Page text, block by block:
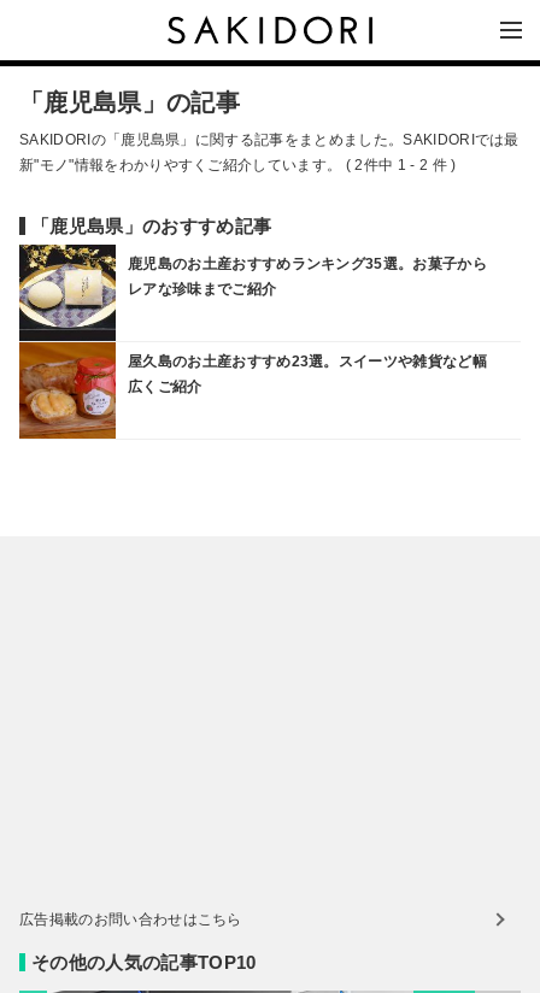
「鹿児島県」の記事
SAKIDORIの「鹿児島県」に関する記事をまとめました。SAKIDORIでは最
新"モノ"情報をわかりやすくご紹介しています。 ( 2件中 1 - 2 件 )
「鹿児島県」のおすすめ記事
鹿児島のお土産おすすめランキング35選。お菓子から
レアな珍味までご紹介
屋久島のお土産おすすめ23選。スイーツや雑貨など幅
広くご紹介
広告掲載のお問い合わせはこちら
その他の人気の記事TOP10